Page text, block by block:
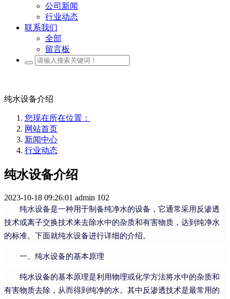
公司新闻
行业动态
联系我们
全部
留言板
纯水设备介绍
您现在所在位置：
网站首页
新闻中心
行业动态
纯水设备介绍
2023-10-18 09:26:01 admin 102
纯水设备是一种用于制备纯净水的设备，它通常采用反渗透
技术或离子交换技术来去除水中的杂质和有害物质，达到纯净水
的标准。下面就纯水设备进行详细的介绍。
一、纯水设备的基本原理
纯水设备的基本原理是利用物理或化学方法将水中的杂质和
有害物质去除，从而得到纯净的水。其中反渗透技术是最常用的